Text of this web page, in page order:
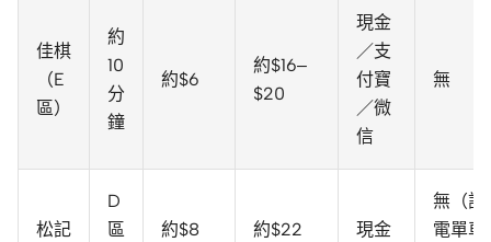
佳棋
（E
區）
約
10
分
鐘
約$6
約$16–
$20
現金
／支
付寶
／微
信
無
松記
D
區
約$8 約$22 現金
無（設
電單車